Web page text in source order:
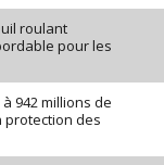
roulant
pour les
942 millions de
des